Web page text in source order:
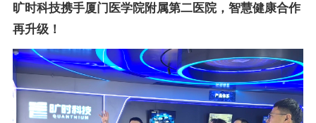
旷时科技携手厦门医学院附属第二医院，智慧健康合作
再升级！